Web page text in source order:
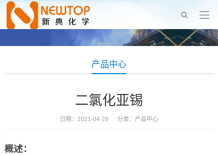
产品中心
二氯化亚锡
日期：2021-04-29 分类： 产品中心
概述：